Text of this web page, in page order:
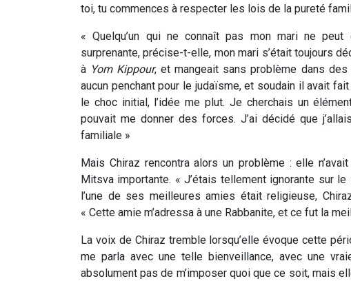
toi, tu commences à respecter les lois de la pureté
« Quelqu’un qui ne connaît pas mon mari ne
surprenante, précise-t-elle, mon mari s’était toujours
à Yom Kippour, et mangeait sans problème dans des
aucun penchant pour le judaïsme, et soudain il avait
le choc initial, l’idée me plut. Je cherchais un
pouvait me donner des forces. J’ai décidé que
familiale »
Mais Chiraz rencontra alors un problème : elle
Mitsva importante. « J’étais tellement ignorante sur
l’une de ses meilleures amies était religieuse,
« Cette amie m’adressa à une Rabbanite, et ce fut la
La voix de Chiraz tremble lorsqu’elle évoque cette
me parla avec une telle bienveillance, avec une
absolument pas de m’imposer quoi que ce soit, mais